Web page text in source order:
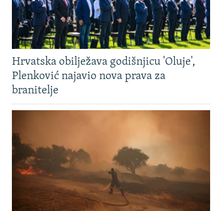
Hrvatska obilježava godišnjicu 'Oluje',
Plenković najavio nova prava za
branitelje